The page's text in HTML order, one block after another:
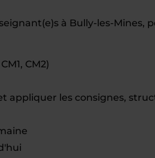
à Bully-les-Mines,
CM2)
appliquer les consignes,